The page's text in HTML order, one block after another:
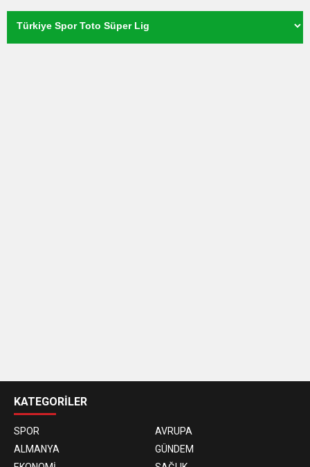
siteleri
KATEGORİLER
SPOR
AVRUPA
ALMANYA
GÜNDEM